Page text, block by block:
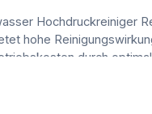
Hochdruckreiniger
hohe
durch